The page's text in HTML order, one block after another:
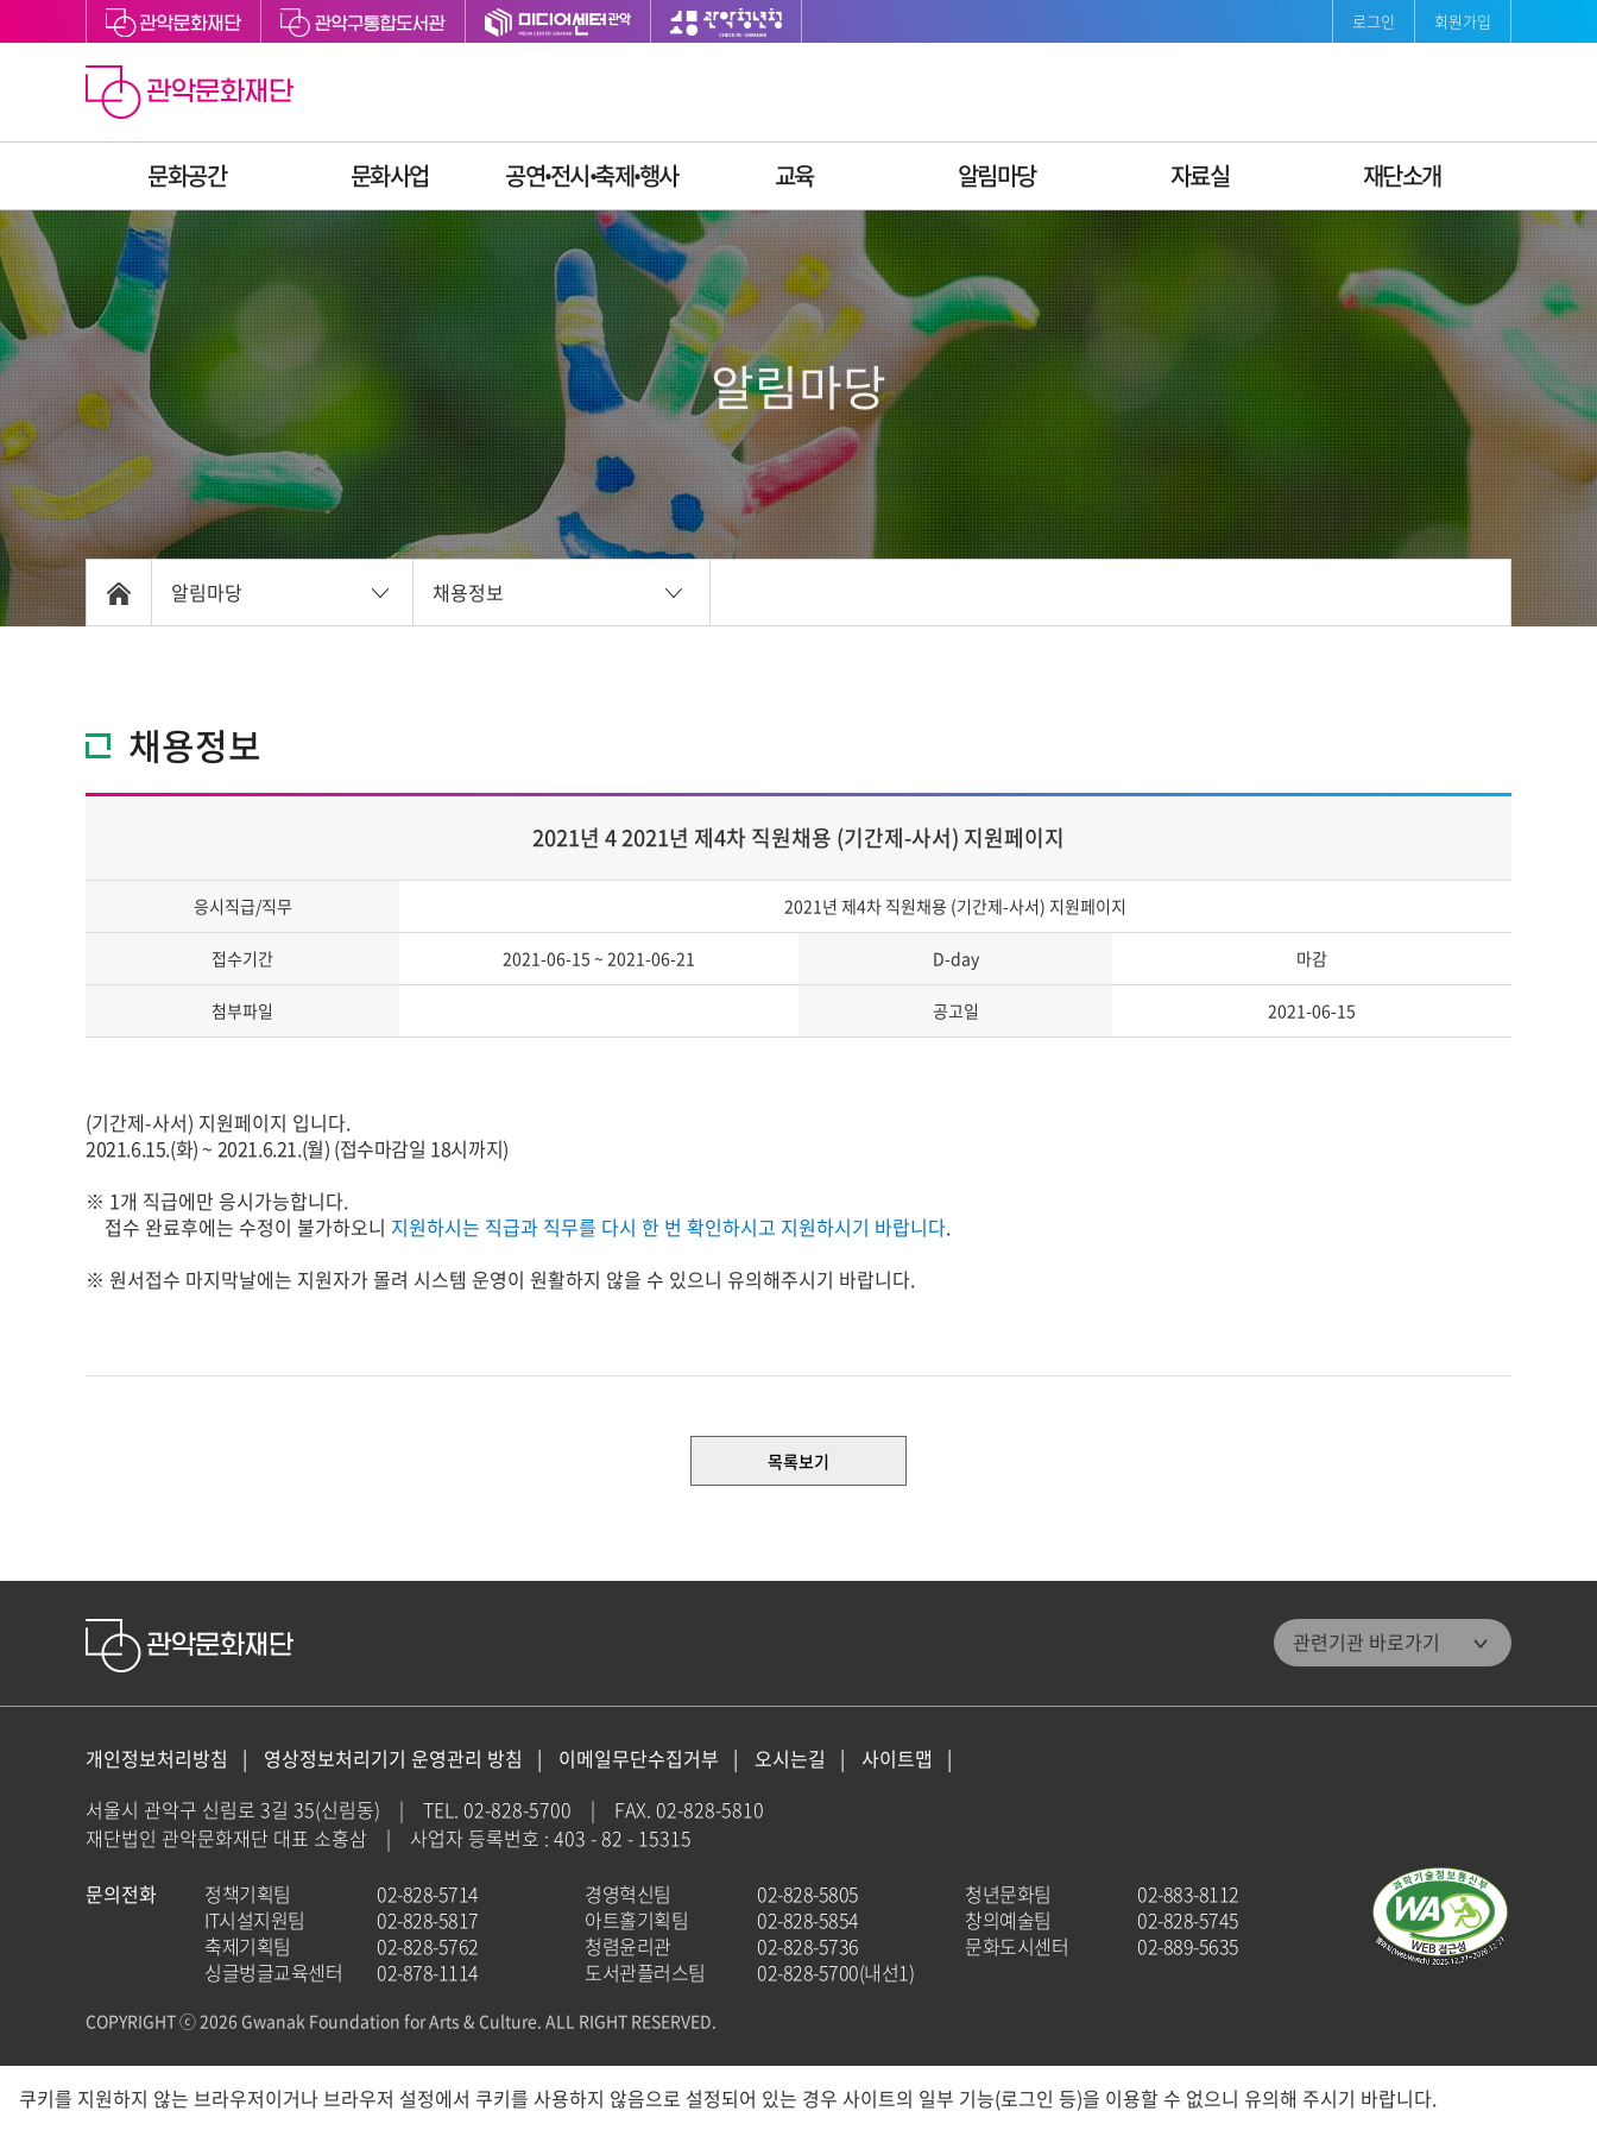
로그인 회원가입
문화공간
관악아트홀
관악구립도서관
관악어린이라운지
싱글벙글교육센터
미디어센터관악
관천로 문화플랫폼
S1472
관악청년청
공간대관
문화사업
예술지원
축제
문화향유
예술교육
문화복지
청년문화
후원
공연ꞏ전시ꞏ축제ꞏ행사
이달의 일정
공연안내
전시안내
축제안내
행사안내
교육
싱글벙글교육센터
알림마당
재단소식
사업공고
입찰공고
채용정보
질문과답변
자주묻는질문
자료실
보도자료
발간자료
서식자료
재단소개
재단소개
인사말
연혁
조직도ꞏ팀별안내
비전·미션 & CI
경영공시
지속가능경영
오시는길
알림마당
알림마당 채용정보
채용정보
2021년 4 2021년 제4차 직원채용 (기간제-사서) 지원페이지
응시직급/직무 2021년 제4차 직원채용 (기간제-사서) 지원페이지
접수기간 2021-06-15 ~ 2021-06-21 D-day 마감
첨부파일 공고일 2021-06-15
(기간제-사서) 지원페이지 입니다.
2021.6.15.(화) ~ 2021.6.21.(월) (접수마감일 18시까지)
※ 1개 직급에만 응시가능합니다.
접수 완료후에는 수정이 불가하오니 지원하시는 직급과 직무를 다시 한 번 확인하시고 지원하시기 바랍니다.
※ 원서접수 마지막날에는 지원자가 몰려 시스템 운영이 원활하지 않을 수 있으니 유의해주시기 바랍니다.
목록보기
관련기관 바로가기
관악문화재단
관악구통합도서관
미디어센터관악
개인정보처리방침 영상정보처리기기 운영관리 방침 이메일무단수집거부 오시는길
사이트맵
서울시 관악구 신림로 3길 35(신림동)
| TEL. 02-828-5700 |
FAX. 02-828-5810
재단법인 관악문화재단 대표 소홍삼
|
사업자 등록번호 : 403 - 82 - 15315
문의전화
정책기획팀 02-828-5714 경영혁신팀 02-828-5805 청년문화팀
02-883-8112
IT시설지원팀
02-828-5817 아트홀기획팀 02-828-5854 창의예술팀
02-828-5745
축제기획팀
02-828-5762 청렴윤리관 02-828-5736 문화도시센터
02-889-5635
싱글벙글교육센터
02-878-1114 도서관플러스팀 02-828-5700(내선1)
COPYRIGHT ⓒ 2026 Gwanak Foundation for Arts & Culture. ALL RIGHT RESERVED.
쿠키를 지원하지 않는 브라우저이거나 브라우저 설정에서 쿠키를 사용하지 않음으로 설정되어 있는 경우 사이트의 일부 기능(로그인 등)을 이용할 수 없으니 유의해 주시기 바랍니다.